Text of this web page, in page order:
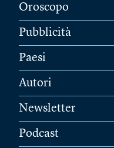
Oroscopo
Pubblicità
Paesi
Autori
Newsletter
Podcast